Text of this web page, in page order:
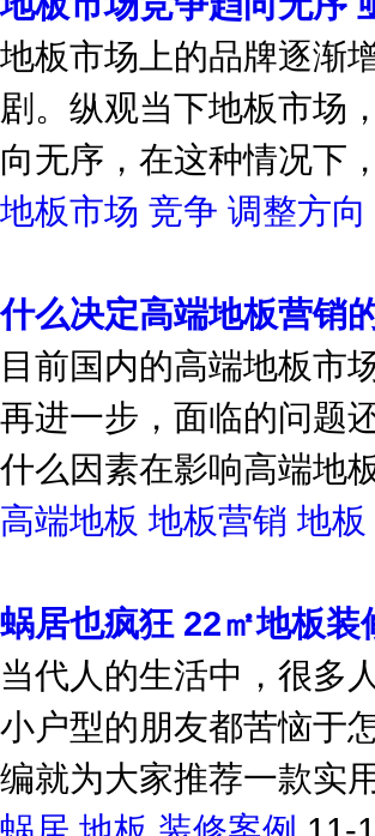
地板市场竞争趋向无序
地板市场上的品牌逐渐
剧。纵观当下地板市场
向无序，在这种情况下
地板市场 竞争 调整方向
什么决定高端地板营销
目前国内的高端地板市
再进一步，面临的问题
什么因素在影响高端地
高端地板
地板营销 地板
蜗居也疯狂 22㎡地板装
当代人的生活中，很多
小户型的朋友都苦恼于
编就为大家推荐一款实